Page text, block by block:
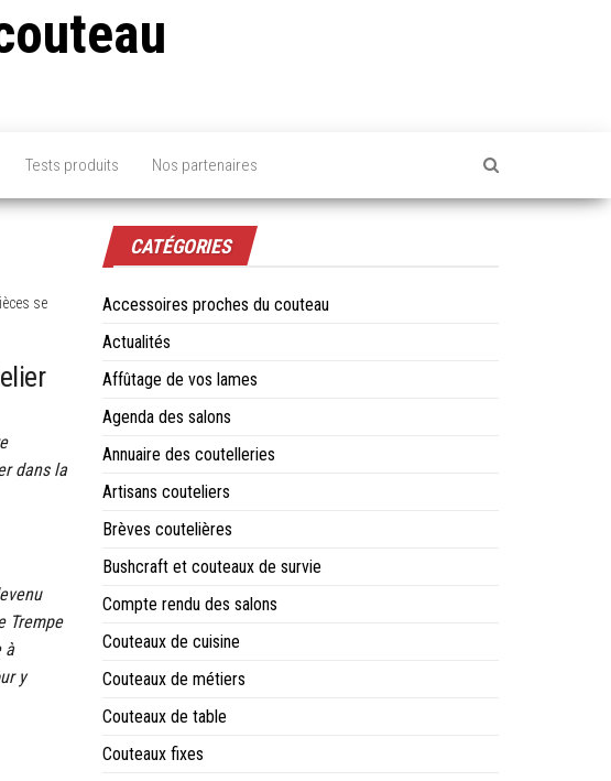
Tests produits Nos partenaires
se
dans la
Trempe
à
y
CATÉGORIES
Accessoires proches du couteau
Actualités
Affûtage de vos lames
Agenda des salons
Annuaire des coutelleries
Artisans couteliers
Brèves coutelières
Bushcraft et couteaux de survie
Compte rendu des salons
Couteaux de cuisine
Couteaux de métiers
Couteaux de table
Couteaux fixes